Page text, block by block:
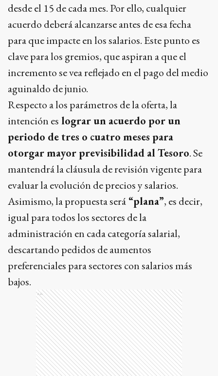
desde el 15 de cada mes. Por ello, cualquier
acuerdo deberá alcanzarse antes de esa fecha
para que impacte en los salarios. Este punto es
clave para los gremios, que aspiran a que el
incremento se vea reflejado en el pago del medio
aguinaldo de junio.
Respecto a los parámetros de la oferta, la
intención es lograr un acuerdo por un
periodo de tres o cuatro meses para
otorgar mayor previsibilidad al Tesoro. Se
mantendrá la cláusula de revisión vigente para
evaluar la evolución de precios y salarios.
Asimismo, la propuesta será “plana”, es decir,
igual para todos los sectores de la
administración en cada categoría salarial,
descartando pedidos de aumentos
preferenciales para sectores con salarios más
bajos.
Ads